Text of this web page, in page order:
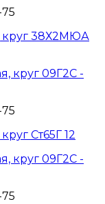
круг 38Х2МЮА
Ст65Г 12